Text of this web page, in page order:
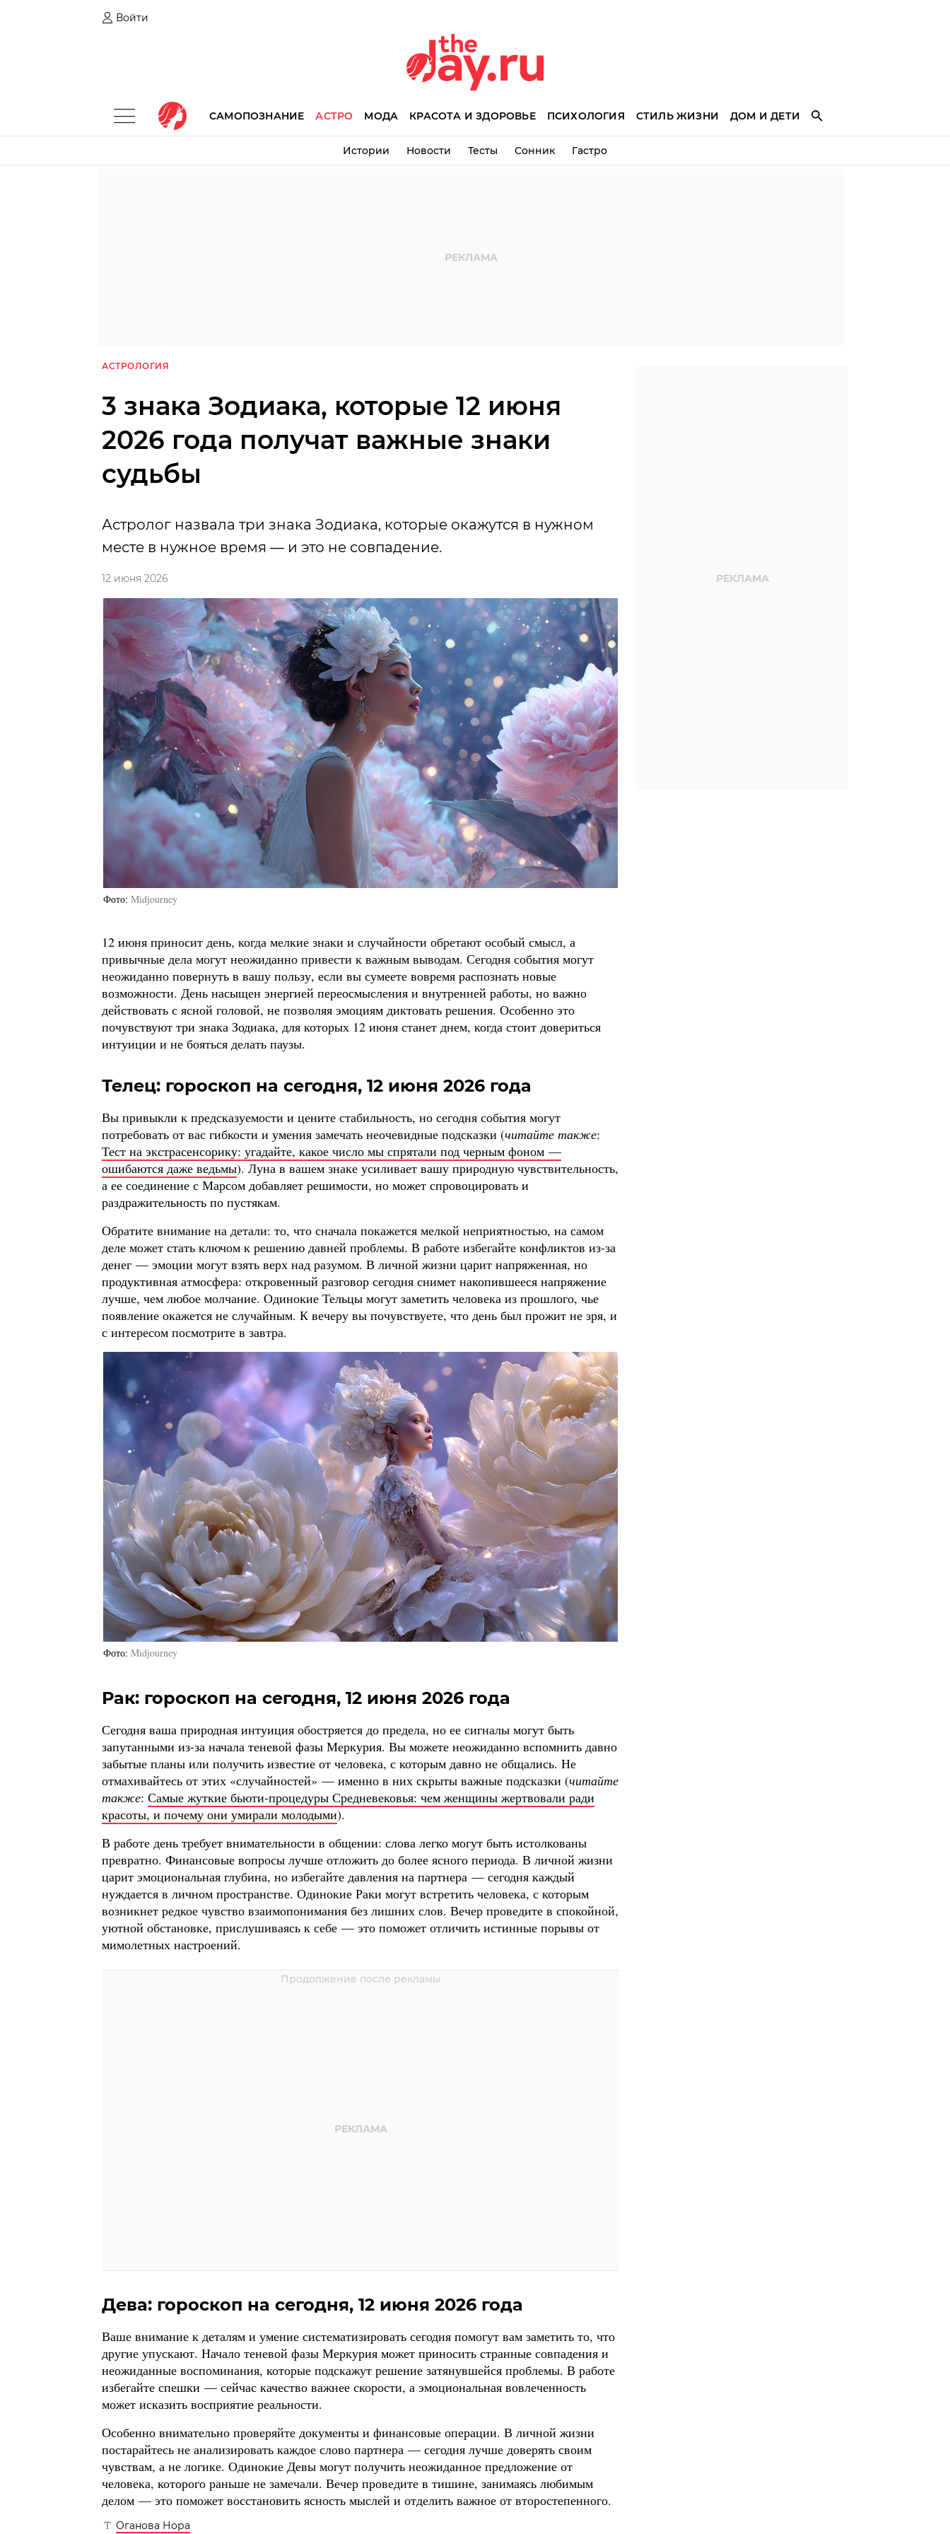
Войти
САМОПОЗНАНИЕ АСТРО МОДА КРАСОТА И ЗДОРОВЬЕ ПСИХОЛОГИЯ СТИЛЬ ЖИЗНИ ДОМ И ДЕТИ
Истории Новости Тесты Сонник Гастро
АСТРОЛОГИЯ
3 знака Зодиака, которые 12 июня
2026 года получат важные знаки
судьбы
Астролог назвала три знака Зодиака, которые окажутся в нужном
месте в нужное время — и это не совпадение.
12 июня 2026
Фото Midjourney
12 июня приносит день, когда мелкие знаки и случайности обретают особый смысл, а
привычные дела могут неожиданно привести к важным выводам. Сегодня события могут
неожиданно повернуть в вашу пользу, если вы сумеете вовремя распознать новые
возможности. День насыщен энергией переосмысления и внутренней работы, но важно
действовать с ясной головой, не позволяя эмоциям диктовать решения. Особенно это
почувствуют три знака Зодиака, для которых 12 июня станет днем, когда стоит довериться
интуиции и не бояться делать паузы.
Телец: гороскоп на сегодня, 12 июня 2026 года
Вы привыкли к предсказуемости и цените стабильность, но сегодня события могут
потребовать от вас гибкости и умения замечать неочевидные подсказки (читайте также:
Тест на экстрасенсорику: угадайте, какое число мы спрятали под черным фоном —
ошибаются даже ведьмы). Луна в вашем знаке усиливает вашу природную чувствительность,
а ее соединение с Марсом добавляет решимости, но может спровоцировать и
раздражительность по пустякам.
Обратите внимание на детали: то, что сначала покажется мелкой неприятностью, на самом
деле может стать ключом к решению давней проблемы. В работе избегайте конфликтов из-за
денег — эмоции могут взять верх над разумом. В личной жизни царит напряженная, но
продуктивная атмосфера: откровенный разговор сегодня снимет накопившееся напряжение
лучше, чем любое молчание. Одинокие Тельцы могут заметить человека из прошлого, чье
появление окажется не случайным. К вечеру вы почувствуете, что день был прожит не зря, и
с интересом посмотрите в завтра.
Фото Midjourney
Рак: гороскоп на сегодня, 12 июня 2026 года
Сегодня ваша природная интуиция обостряется до предела, но ее сигналы могут быть
запутанными из-за начала теневой фазы Меркурия. Вы можете неожиданно вспомнить давно
забытые планы или получить известие от человека, с которым давно не общались. Не
отмахивайтесь от этих «случайностей» — именно в них скрыты важные подсказки (читайте
также: Самые жуткие бьюти-процедуры Средневековья: чем женщины жертвовали ради
красоты, и почему они умирали молодыми).
В работе день требует внимательности в общении: слова легко могут быть истолкованы
превратно. Финансовые вопросы лучше отложить до более ясного периода. В личной жизни
царит эмоциональная глубина, но избегайте давления на партнера — сегодня каждый
нуждается в личном пространстве. Одинокие Раки могут встретить человека, с которым
возникнет редкое чувство взаимопонимания без лишних слов. Вечер проведите в спокойной,
уютной обстановке, прислушиваясь к себе — это поможет отличить истинные порывы от
мимолетных настроений.
Дева: гороскоп на сегодня, 12 июня 2026 года
Ваше внимание к деталям и умение систематизировать сегодня помогут вам заметить то, что
другие упускают. Начало теневой фазы Меркурия может приносить странные совпадения и
неожиданные воспоминания, которые подскажут решение затянувшейся проблемы. В работе
избегайте спешки — сейчас качество важнее скорости, а эмоциональная вовлеченность
может исказить восприятие реальности.
Особенно внимательно проверяйте документы и финансовые операции. В личной жизни
постарайтесь не анализировать каждое слово партнера — сегодня лучше доверять своим
чувствам, а не логике. Одинокие Девы могут получить неожиданное предложение от
человека, которого раньше не замечали. Вечер проведите в тишине, занимаясь любимым
делом — это поможет восстановить ясность мыслей и отделить важное от второстепенного.
Оганова Нора